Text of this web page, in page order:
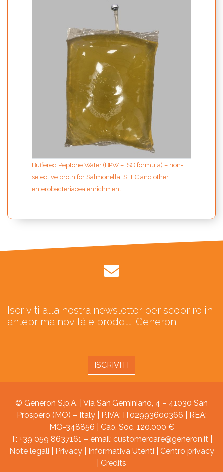
Buffered Peptone Water (BPW – ISO formula) – non-
selective broth for Salmonella, STEC and other
enterobacteriacea enrichment
Iscriviti alla nostra newsletter per scoprire in
anteprima novità e prodotti Generon.
ISCRIVITI
© Generon S.p.A. | Via San Geminiano, 4 – 41030 San
Prospero (MO) – Italy | P.IVA: IT02993600366 | REA:
MO-348856 | Cap. Soc. 120.000 €
T: +39 059 8637161 – email: customercare@generon.it
Note legali
Privacy| Informativa Utenti
Centro privacy
Credits